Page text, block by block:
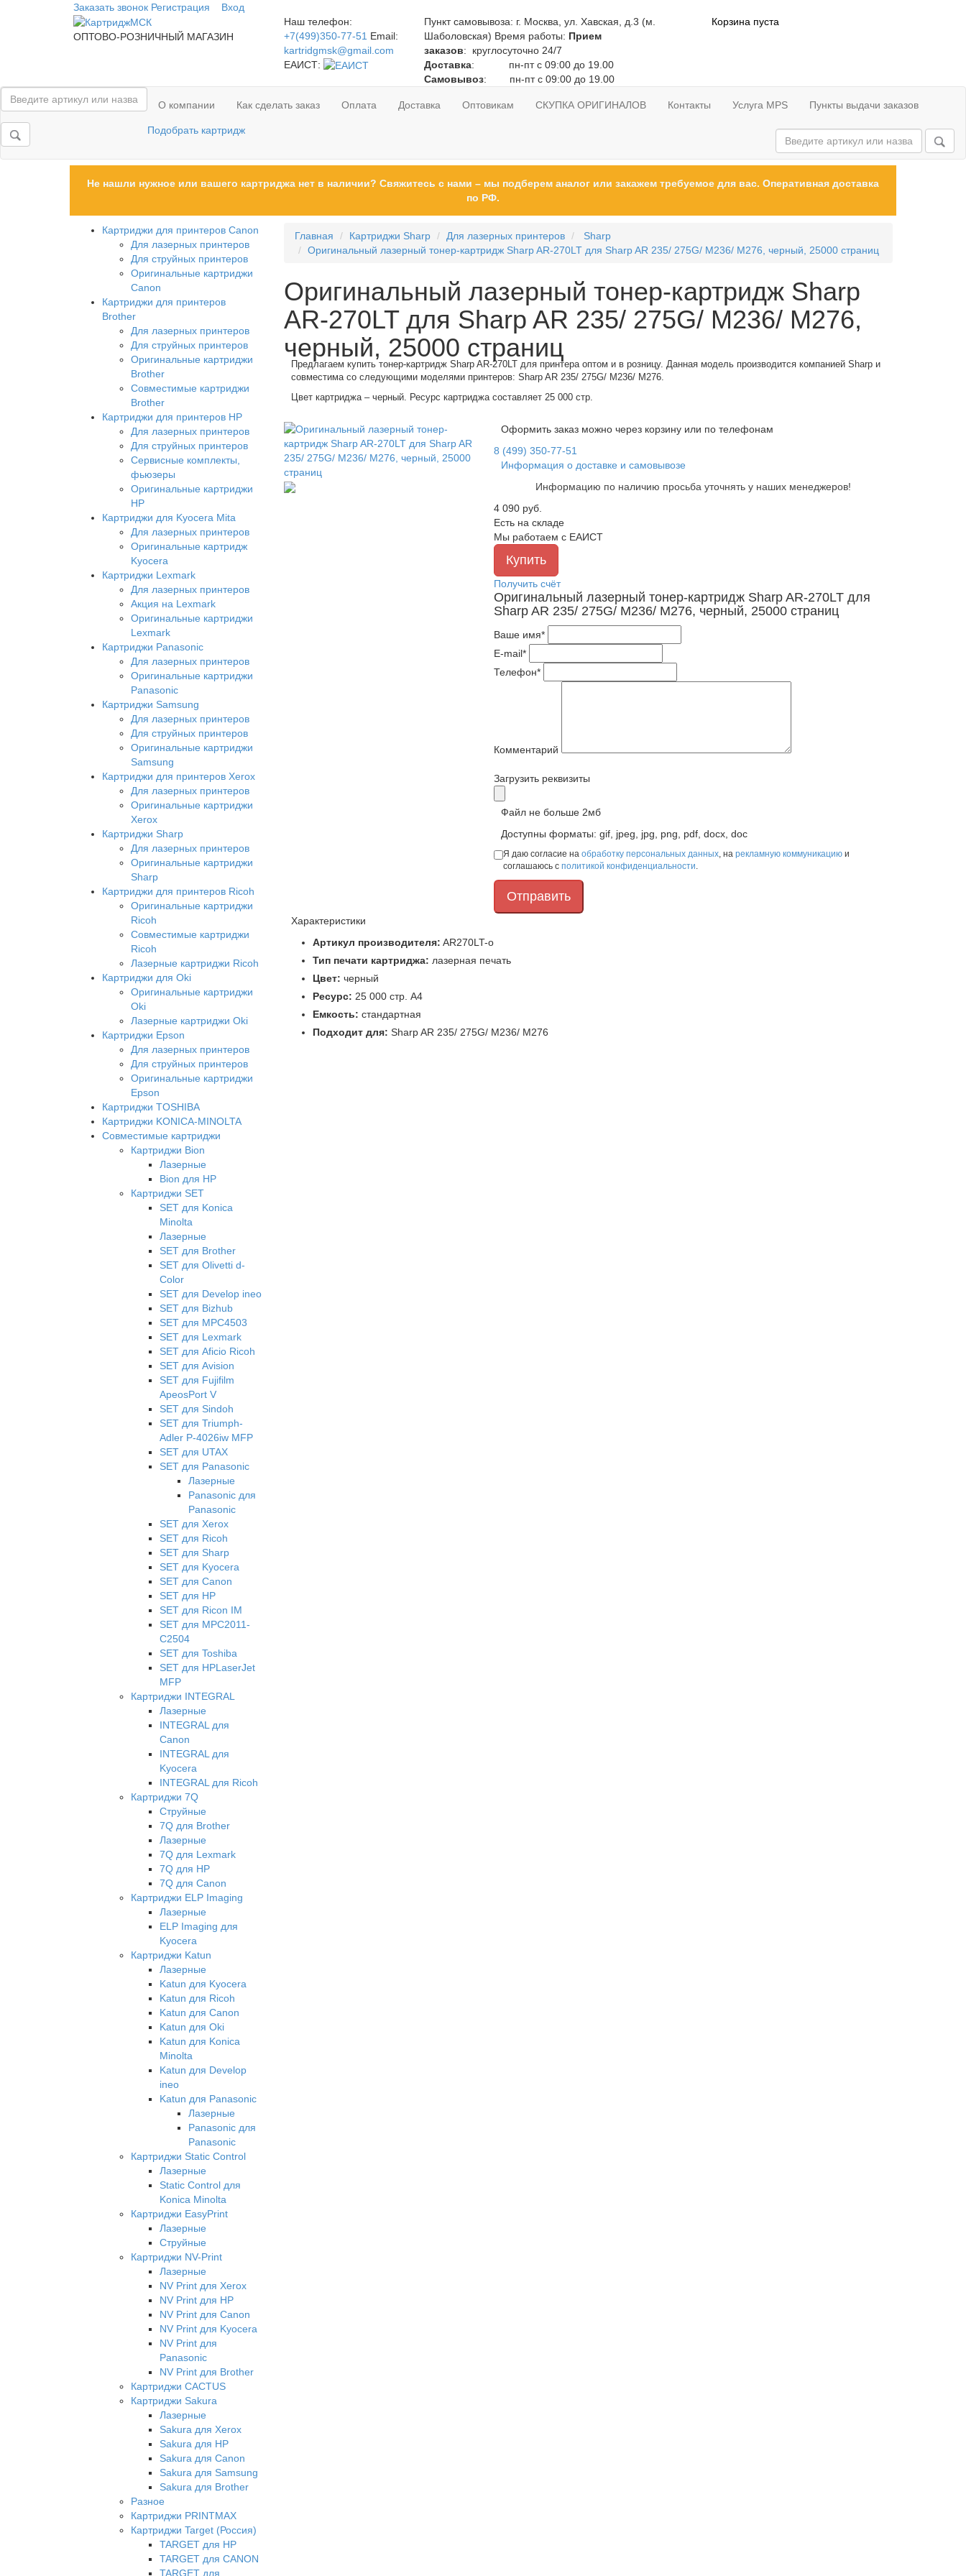
Заказать звонок Регистрация Вход
ОПТОВО-РОЗНИЧНЫЙ МАГАЗИН
Наш телефон:
+7(499)350-77-51 Email:
kartridgmsk@gmail.com
ЕАИСТ:
Пункт самовывоза: г. Москва, ул. Хавская, д.3 (м.
Шаболовская) Время работы: Прием
заказов: круглосуточно 24/7
Доставка: пн-пт с 09:00 до 19.00
Самовывоз: пн-пт с 09:00 до 19.00
Корзина пуста
О компании Как сделать заказ Оплата Доставка Оптовикам СКУПКА ОРИГИНАЛОВ Контакты Услуга MPS Пункты выдачи заказов
Подобрать картридж
Не нашли нужное или вашего картриджа нет в наличии? Свяжитесь с нами – мы подберем аналог или закажем требуемое для вас. Оперативная доставка
по РФ.
Главная Картриджи Sharp Для лазерных принтеров
Sharp
Оригинальный лазерный тонер-картридж Sharp AR-270LT для Sharp AR 235/ 275G/ M236/ M276, черный, 25000 страниц
Оригинальный лазерный тонер-картридж Sharp
AR-270LT для Sharp AR 235/ 275G/ M236/ M276,
черный, 25000 страниц
Предлагаем купить тонер-картридж Sharp AR-270LT для принтера оптом и в розницу. Данная модель производится компанией Sharp и
совместима со следующими моделями принтеров: Sharp AR 235/ 275G/ M236/ M276.
Цвет картриджа – черный. Ресурс картриджа составляет 25 000 стр.
Оформить заказ можно через корзину или по телефонам
8 (499) 350-77-51
Информация о доставке и самовывозе
Информацию по наличию просьба уточнять у наших менеджеров!
4 090 руб.
Есть на складе
Мы работаем с ЕАИСТ
Получить счёт
Оригинальный лазерный тонер-картридж Sharp AR-270LT для
Sharp AR 235/ 275G/ M236/ M276, черный, 25000 страниц
Ваше имя*
E-mail*
Телефон*
Комментарий
Загрузить реквизиты
Файл не больше 2мб
Доступны форматы: gif, jpeg, jpg, png, pdf, docx, doc
Я даю согласие на обработку персональных данных, на рекламную коммуникациюи
соглашаюсь с политикой конфиденциальности.
Характеристики
Артикул производителя: AR270LT-o
Тип печати картриджа: лазерная печать
Цвет: черный
Ресурс: 25 000 стр. А4
Емкость: стандартная
Подходит для: Sharp AR 235/ 275G/ M236/ M276
Картриджи для принтеров Сanon
Для лазерных принтеров
Для струйных принтеров
Оригинальные картриджи
Canon
Картриджи для принтеров
Brother
Для лазерных принтеров
Для струйных принтеров
Оригинальные картриджи
Brother
Совместимые картриджи
Brother
Картриджи для принтеров HP
Для лазерных принтеров
Для струйных принтеров
Сервисные комплекты,
фьюзеры
Оригинальные картриджи
HP
Картриджи для Kyocera Mita
Для лазерных принтеров
Оригинальные картридж
Kyocera
Картриджи Lexmark
Для лазерных принтеров
Акция на Lexmark
Оригинальные картриджи
Lexmark
Картриджи Panasonic
Для лазерных принтеров
Оригинальные картриджи
Panasonic
Картриджи Samsung
Для лазерных принтеров
Для струйных принтеров
Оригинальные картриджи
Samsung
Картриджи для принтеров Xerox
Для лазерных принтеров
Оригинальные картриджи
Xerox
Картриджи Sharp
Для лазерных принтеров
Оригинальные картриджи
Sharp
Картриджи для принтеров Ricoh
Оригинальные картриджи
Ricoh
Совместимые картриджи
Ricoh
Лазерные картриджи Ricoh
Картриджи для Oki
Оригинальные картриджи
Oki
Лазерные картриджи Oki
Картриджи Epson
Для лазерных принтеров
Для струйных принтеров
Оригинальные картриджи
Epson
Картриджи TOSHIBA
Картриджи KONICA-MINOLTA
Совместимые картриджи
Картриджи Bion
Лазерные
Bion для HP
Картриджи SET
SET для Konica
Minolta
Лазерные
SET для Brother
SET для Olivetti d-
Color
SET для Develop ineo
SET для Bizhub
SET для MPC4503
SET для Lexmark
SET для Aficio Ricoh
SET для Avision
SET для Fujifilm
ApeosPort V
SET для Sindoh
SET для Triumph-
Adler P-4026iw MFP
SET для UTAX
SET для Panasonic
Лазерные
Panasonic для
Panasonic
SET для Xerox
SET для Ricoh
SET для Sharp
SET для Kyocera
SET для Canon
SET для HP
SET для Ricon IM
SET для MPC2011-
C2504
SET для Toshiba
SET для HPLaserJet
MFP
Картриджи INTEGRAL
Лазерные
INTEGRAL для
Canon
INTEGRAL для
Kyocera
INTEGRAL для Ricoh
Картриджи 7Q
Струйные
7Q для Brother
Лазерные
7Q для Lexmark
7Q для HP
7Q для Canon
Картриджи ELP Imaging
Лазерные
ELP Imaging для
Kyocera
Картриджи Katun
Лазерные
Katun для Kyocera
Katun для Ricoh
Katun для Canon
Katun для Oki
Katun для Konica
Minolta
Katun для Develop
ineo
Katun для Panasonic
Лазерные
Panasonic для
Panasonic
Картриджи Static Control
Лазерные
Static Control для
Konica Minolta
Картриджи EasyPrint
Лазерные
Струйные
Картриджи NV-Print
Лазерные
NV Print для Xerox
NV Print для HP
NV Print для Canon
NV Print для Kyocera
NV Print для
Panasonic
NV Print для Brother
Картриджи CACTUS
Картриджи Sakura
Лазерные
Sakura для Xerox
Sakura для HP
Sakura для Canon
Sakura для Samsung
Sakura для Brother
Разное
Картриджи PRINTMAX
Картриджи Target (Россия)
TARGET для HP
TARGET для CANON
TARGET для